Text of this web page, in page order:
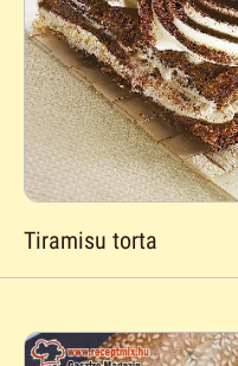
Tiramisu torta